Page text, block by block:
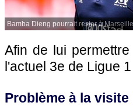
Bamba Dieng pourrait rester à
Afin de lui
l'actuel 3e de Ligue
Problème à la